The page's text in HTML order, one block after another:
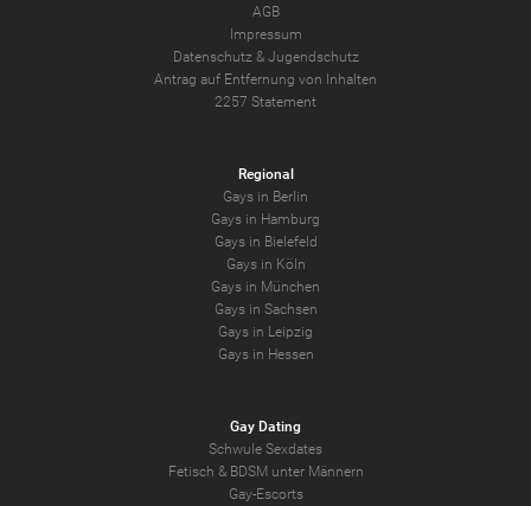
AGB
Impressum
Datenschutz& Jugendschutz
Antrag auf Entfernung von Inhalten
2257 Statement
Regional
Gays in Berlin
Gays in Hamburg
Gays in Bielefeld
Gays in Köln
Gays in München
Gays in Sachsen
Gays in Leipzig
Gays in Hessen
Gay Dating
Schwule Sexdates
Fetisch & BDSM unter Männern
Gay-Escorts